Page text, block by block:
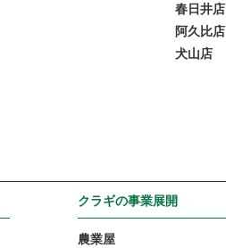
春日井店
阿久比店
犬山店
クラギの事業展開
農業屋